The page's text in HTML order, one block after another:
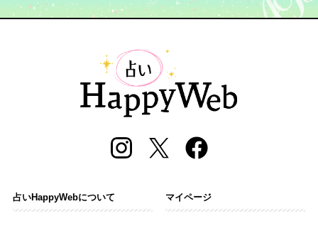
占いHappyWebについて マイページ